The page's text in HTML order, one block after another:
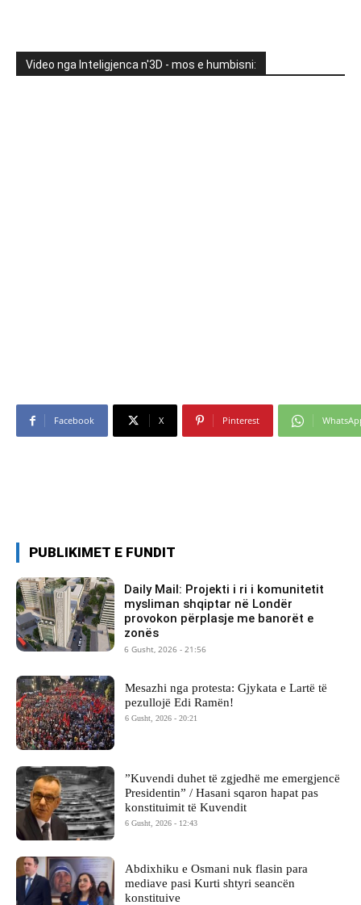
Video nga Inteligjenca n'3D - mos e humbisni:
Facebook X Pinterest
PUBLIKIMET E FUNDIT
Daily Mail: Projekti i ri i komunitetit
mysliman shqiptar në Londër
provokon përplasje me banorët e
zonës
6 Gusht, 2026 - 21:56
Mesazhi nga protesta: Gjykata e Lartë të
pezullojë Edi Ramën!
6 Gusht, 2026 - 20:21
​”Kuvendi duhet të zgjedhë me emergjencë
Presidentin” / Hasani sqaron hapat pas
konstituimit të Kuvendit
6 Gusht, 2026 - 12:43
Abdixhiku e Osmani nuk flasin para
mediave pasi Kurti shtyri seancën
konstituive